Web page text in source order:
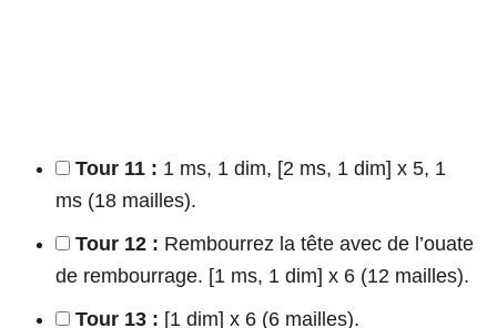
Tour 11 : 1 ms, 1 dim, [2 ms, 1 dim] x 5, 1
ms (18 mailles).
Tour 12 : Rembourrez la tête avec de l’ouate
de rembourrage. [1 ms, 1 dim] x 6 (12 mailles).
Tour 13 : [1 dim] x 6 (6 mailles).